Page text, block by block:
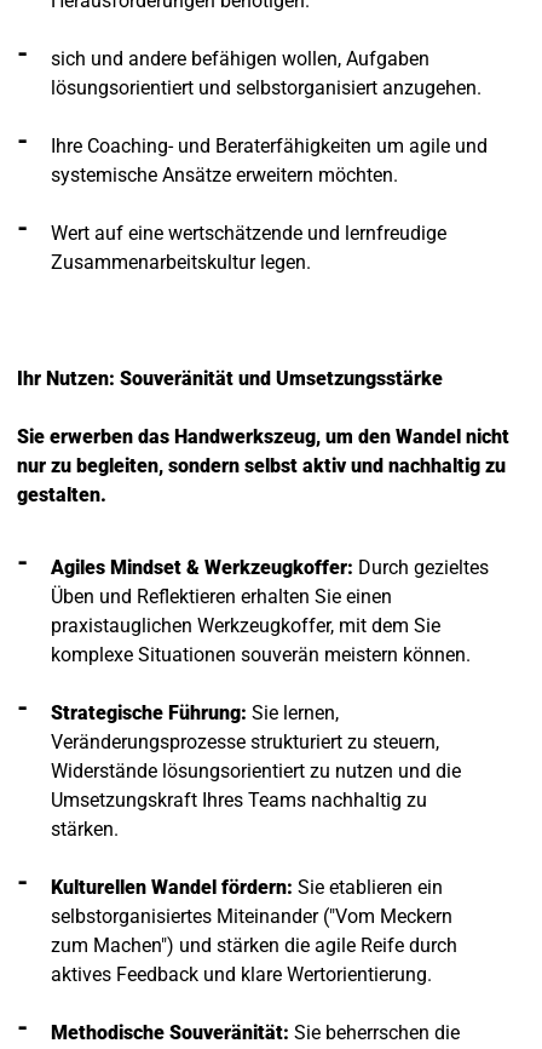
sich und andere befähigen wollen, Aufgaben
lösungsorientiert und selbstorganisiert anzugehen.
Ihre Coaching- und Beraterfähigkeiten um agile und
systemische Ansätze erweitern möchten.
Wert auf eine wertschätzende und lernfreudige
Zusammenarbeitskultur legen.
Ihr Nutzen: Souveränität und Umsetzungsstärke
Sie erwerben das Handwerkszeug, um den Wandel nicht
nur zu begleiten, sondern selbst aktiv und nachhaltig zu
gestalten.
Agiles Mindset & Werkzeugkoffer: Durch gezieltes
Üben und Reflektieren erhalten Sie einen
praxistauglichen Werkzeugkoffer, mit dem Sie
komplexe Situationen souverän meistern können.
Strategische Führung: Sie lernen,
Veränderungsprozesse strukturiert zu steuern,
Widerstände lösungsorientiert zu nutzen und die
Umsetzungskraft Ihres Teams nachhaltig zu
stärken.
Kulturellen Wandel fördern: Sie etablieren ein
selbstorganisiertes Miteinander ("Vom Meckern
zum Machen") und stärken die agile Reife durch
aktives Feedback und klare Wertorientierung.
Methodische Souveränität: Sie beherrschen die